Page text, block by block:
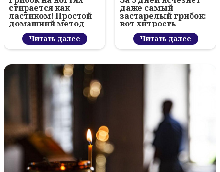
стирается как
ластиком! Простой
домашний метод
Читать далее
даже самый
застарелый грибок:
вот хитрость
Читать далее